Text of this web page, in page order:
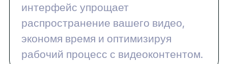
интерфейс упрощает
распространение вашего видео,
экономя время и оптимизируя
рабочий процесс с видеоконтентом.